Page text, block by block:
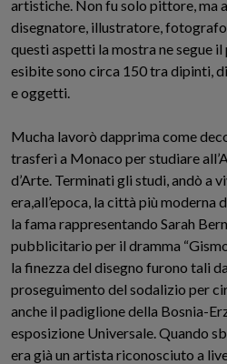
artistiche. Non fu solo pittore, ma
disegnatore, illustratore,
questi aspetti la mostra ne segue
esibitesono circa 150 tra dipinti,
e oggetti.
Mucha lavorò dapprima come
trasferì a Monaco per studiare
d’Arte. Terminati gli studi, andò a
era,all’epoca, la città più moderna
la fama rappresentando Sarah
pubblicitario per il dramma
la finezza del disegno furono tali
proseguimento del sodalizio per
anche il padiglione della Bosnia-
esposizione Universale. Quando
era già un artista riconosciuto a